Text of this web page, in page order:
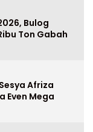
Bulog
Ton Gabah
Afriza
Even Mega